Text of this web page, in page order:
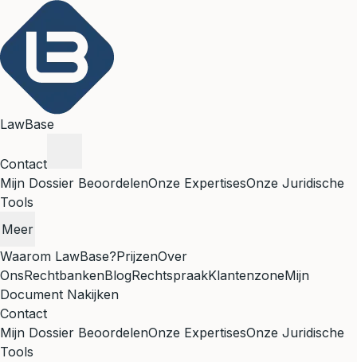
LawBase
Contact
Mijn Dossier BeoordelenOnze ExpertisesOnze Juridische
Tools
Meer
Waarom LawBase?PrijzenOver
OnsRechtbankenBlogRechtspraakKlantenzoneMijn
Document Nakijken
Contact
Mijn Dossier BeoordelenOnze ExpertisesOnze Juridische
Tools